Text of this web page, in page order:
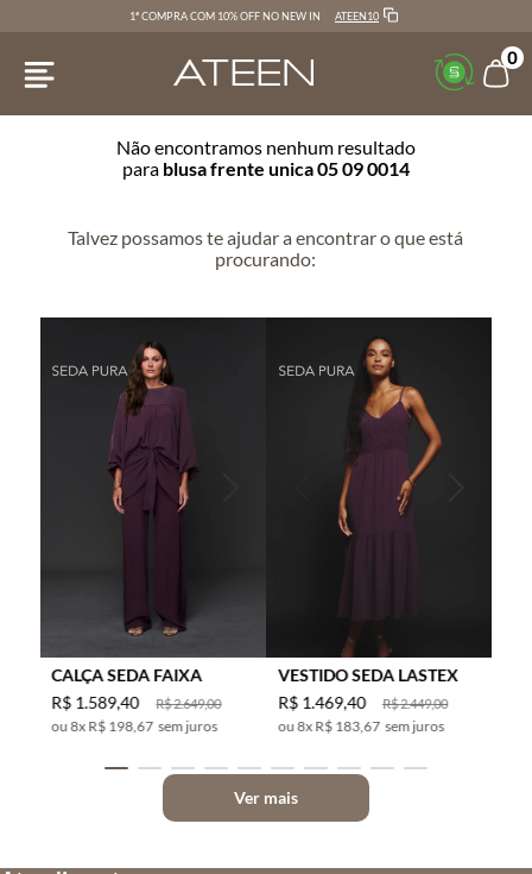
1ª COMPRA COM 10% OFF NO NEW IN ATEEN10
0
Não encontramos nenhum resultado
para blusa frente unica 05 09 0014
Talvez possamos te ajudar a encontrar o que está
procurando:
CALÇA SEDA FAIXA
R$2.649,00
R$ 1.589,40
8x R$ 198,67 sem juros
VESTIDO SEDA LASTEX
R$2.449,00
R$ 1.469,40
8x R$ 183,67 sem juros
Ver mais